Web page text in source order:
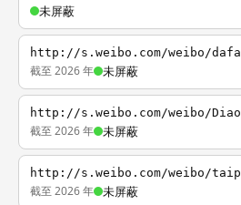
未屏蔽
http://s.weibo.com/weibo/dafa
截至 2026 年 未屏蔽
http://s.weibo.com/weibo/Diao
截至 2026 年 未屏蔽
http://s.weibo.com/weibo/taip
截至 2026 年 未屏蔽